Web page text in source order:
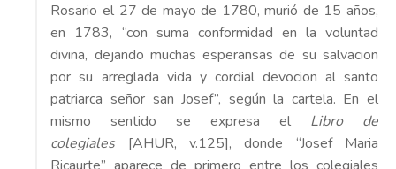
Rosario el 27 de mayo de 1780, murió de 15 años,
en 1783, “con suma conformidad en la voluntad
divina, dejando muchas esperansas de su salvacion
por su arreglada vida y cordial devocion al santo
patriarca señor san Josef”, según la cartela. En el
mismo sentido se expresa el Libro de
colegiales[AHUR, v.125], donde “Josef Maria